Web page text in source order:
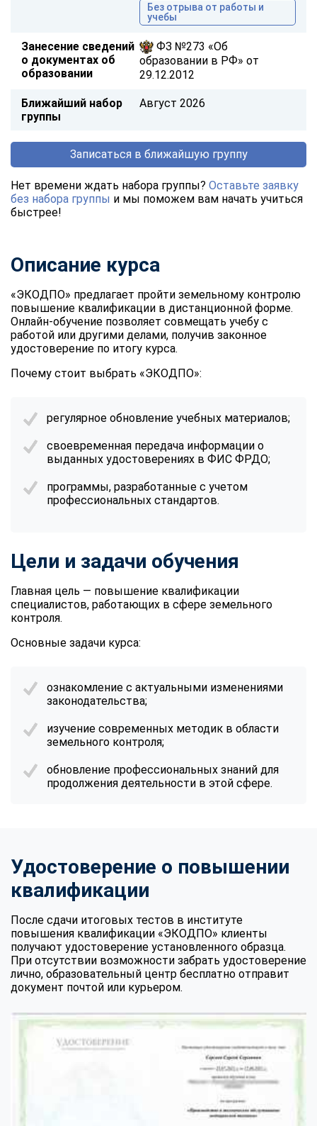
Без отрыва от работы и
учебы
Занесение сведений
о документах об
образовании
ФЗ №273 «Об
образовании в РФ» от
29.12.2012
Ближайший набор
группы
Август 2026
Записаться в ближайшую группу
Нет времени ждать набора группы? Оставьте заявку
без набора группы и мы поможем вам начать учиться
быстрее!
Описание курса
«ЭКОДПО» предлагает пройти земельному контролю
повышение квалификации в дистанционной форме.
Онлайн-обучение позволяет совмещать учебу с
работой или другими делами, получив законное
удостоверение по итогу курса.
Почему стоит выбрать «ЭКОДПО»:
регулярное обновление учебных материалов;
своевременная передача информации о
выданных удостоверениях в ФИС ФРДО;
программы, разработанные с учетом
профессиональных стандартов.
Цели и задачи обучения
Главная цель — повышение квалификации
специалистов, работающих в сфере земельного
контроля.
Основные задачи курса:
ознакомление с актуальными изменениями
законодательства;
изучение современных методик в области
земельного контроля;
обновление профессиональных знаний для
продолжения деятельности в этой сфере.
Удостоверение о повышении
квалификации
После сдачи итоговых тестов в институте
повышения квалификации «ЭКОДПО» клиенты
получают удостоверение установленного образца.
При отсутствии возможности забрать удостоверение
лично, образовательный центр бесплатно отправит
документ почтой или курьером.